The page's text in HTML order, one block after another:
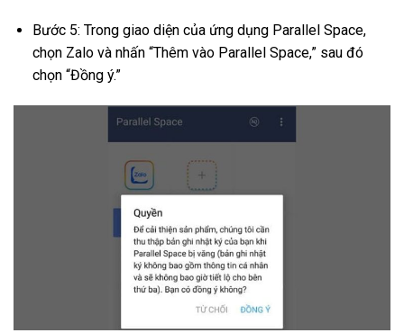
Bước 5: Trong giao diện của ứng dụng Parallel Space,
chọn Zalo và nhấn “Thêm vào Parallel Space,” sau đó
chọn “Đồng ý.”